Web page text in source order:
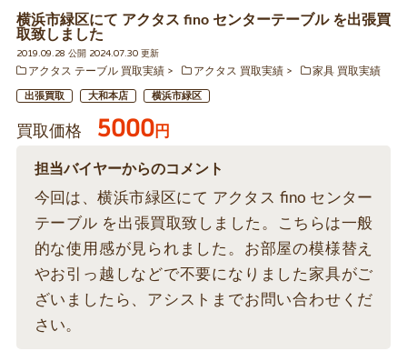
横浜市緑区にて アクタス fino センターテーブル を出張買
取致しました
2019.09.28 公開 2024.07.30 更新
アクタス テーブル 買取実績
アクタス 買取実績 家具 買取実績
出張買取 大和本店 横浜市緑区
買取価格 5000円
担当バイヤーからのコメント
今回は、横浜市緑区にて アクタス fino センター
テーブル を出張買取致しました。こちらは一般
的な使用感が見られました。お部屋の模様替え
やお引っ越しなどで不要になりました家具がご
ざいましたら、アシストまでお問い合わせくだ
さい。